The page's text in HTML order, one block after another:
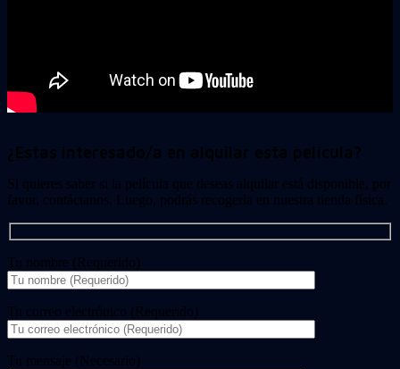
¿Estas interesado/a en alquilar esta película?
Si quieres saber si la película que deseas alquilar está disponible, por
favor, contáctanos. Luego, podrás recogerla en nuestra tienda física.
Tu nombre (Requerido)
Tu correo electrónico (Requerido)
Tu mensaje (Necesario)